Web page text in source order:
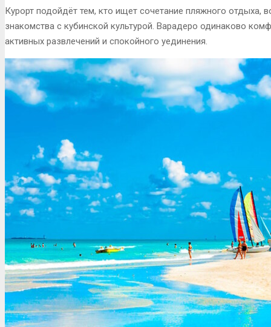
Курорт подойдёт тем, кто ищет сочетание пляжного отдыха,
знакомства с кубинской культурой. Варадеро одинаково
активных развлечений и спокойного уединения.